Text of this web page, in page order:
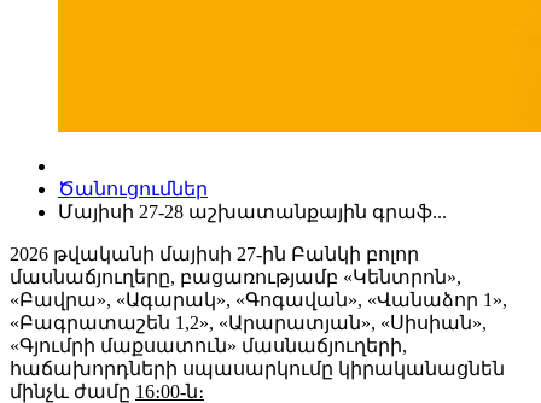
Ծանուցումներ
Մայիսի 27-28 աշխատանքային գրաֆ...
2026 թվականի մայիսի 27-ին Բանկի բոլոր
մասնաճյուղերը, բացառությամբ «Կենտրոն»,
«Բավրա», «Ագարակ», «Գոգավան», «Վանաձոր 1»,
«Բագրատաշեն 1,2», «Արարատյան», «Սիսիան»,
«Գյումրի մաքսատուն» մասնաճյուղերի,
հաճախորդների սպասարկումը կիրականացնեն
մինչև ժամը 16։00-ն։